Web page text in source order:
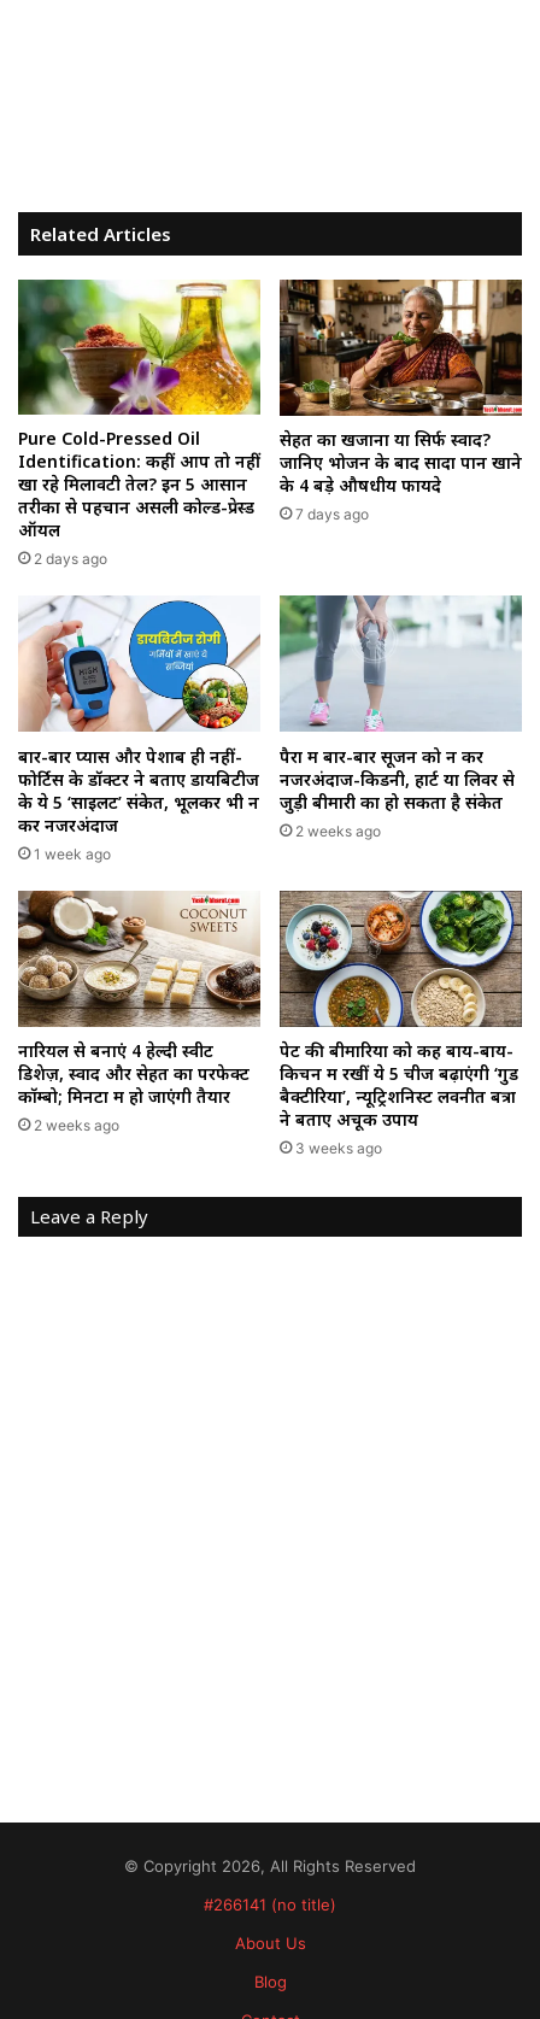
Related Articles
Pure Cold-Pressed Oil
Identification: कहीं आप तो नहीं
खा रहे मिलावटी तेल? इन 5 आसान
तरीकों से पहचानें असली कोल्ड-प्रेस्ड
ऑयल
2 days ago
सेहत का खजाना या सिर्फ स्वाद?
जानिए भोजन के बाद सादा पान खाने
के 4 बड़े औषधीय फायदे
7 days ago
बार-बार प्यास और पेशाब ही नहीं-
फोर्टिस के डॉक्टर ने बताए डायबिटीज
के ये 5 ‘साइलेंट’ संकेत, भूलकर भी न
करें नजरअंदाज
1 week ago
पैरों में बार-बार सूजन को न करें
नजरअंदाज-किडनी, हार्ट या लिवर से
जुड़ी बीमारी का हो सकता है संकेत
2 weeks ago
नारियल से बनाएं 4 हेल्दी स्वीट
डिशेज़, स्वाद और सेहत का परफेक्ट
कॉम्बो; मिनटों में हो जाएंगी तैयार
2 weeks ago
पेट की बीमारियों को कहें बाय-बाय-
किचन में रखीं ये 5 चीजें बढ़ाएंगी ‘गुड
बैक्टीरिया’, न्यूट्रिशनिस्ट लवनीत बत्रा
ने बताए अचूक उपाय
3 weeks ago
Leave a Reply
© Copyright 2026, All Rights Reserved
#266141 (no title)
About Us
Blog